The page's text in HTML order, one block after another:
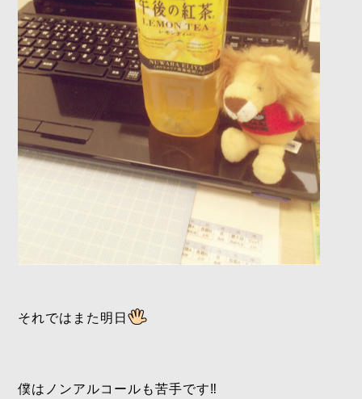
それではまた明日
僕はノンアルコールも苦手です‼️